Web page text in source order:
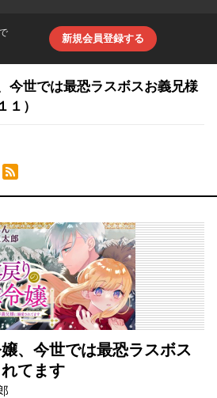
新規会員登録する
今世では最恐ラスボスお義兄様
１）
RSSフィード
、今世では最恐ラスボス
てます